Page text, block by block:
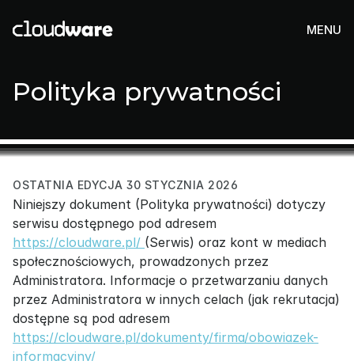
Polityka prywatności
OSTATNIA EDYCJA 30 STYCZNIA 2026
Niniejszy dokument (Polityka prywatności) dotyczy
https://cloudware.pl/ (Serwis) oraz kont w mediach
społecznościowych, prowadzonych przez
Administratora. Informacje o przetwarzaniu danych
przez Administratora w innych celach (jak rekrutacja)
https://cloudware.pl/dokumenty/firma/obowiazek-
informacyjny/
MENU